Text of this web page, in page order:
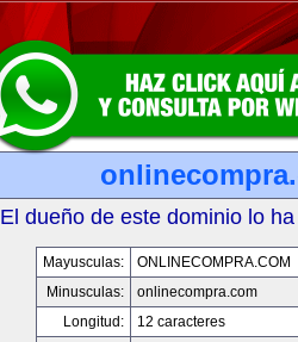
El dueño de este dominio lo
Mayusculas:
ONLINECOMPRA.COM
Minusculas:
onlinecompra.com
Longitud:
12 caracteres